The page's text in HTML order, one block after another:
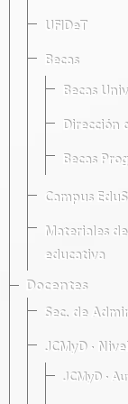
UFIDeT
Becas
Becas
Dirección
Becas
Campus
Materiales
educativa
Docentes
Sec. de
JCMyD ·
JCMyD ·